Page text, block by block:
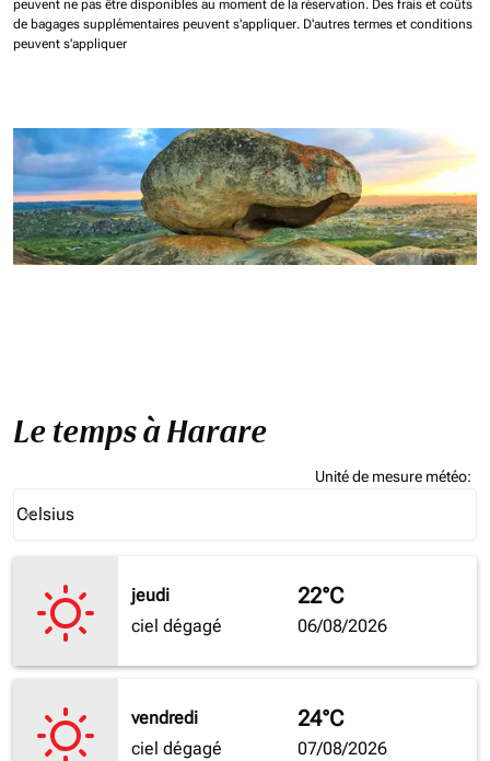
peuvent ne pas être disponibles au moment de la réservation. Des frais et coûts
de bagages supplémentaires peuvent s'appliquer. D'autres termes et conditions
peuvent s'appliquer
Le temps à Harare
Unité de mesure météo:
Celsius
keyboard_arrow_down
jeudi
ciel dégagé
22°C
06/08/2026
vendredi
ciel dégagé
24°C
07/08/2026